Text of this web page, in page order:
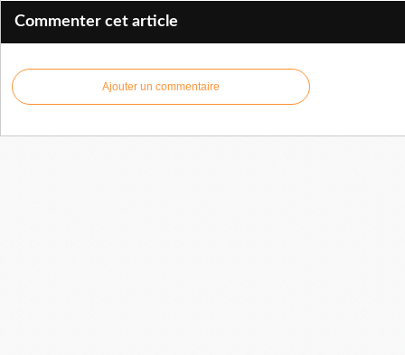
Commenter cet article
Ajouter un commentaire